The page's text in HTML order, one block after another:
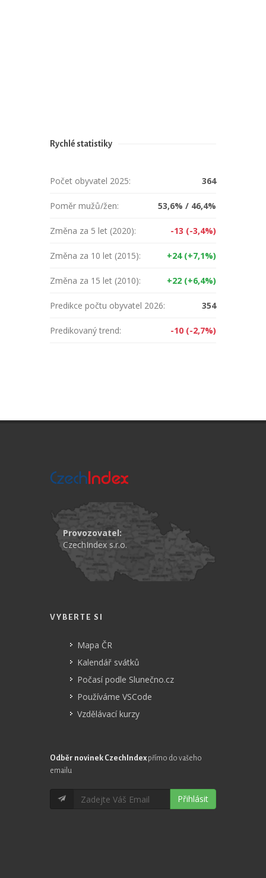
Rychlé statistiky
Počet obyvatel 2025: 364
Poměr mužů/žen: 53,6% / 46,4%
Změna za 5 let (2020): -13 (-3,4%)
Změna za 10 let (2015): +24 (+7,1%)
Změna za 15 let (2010): +22 (+6,4%)
Predikce počtu obyvatel 2026: 354
Predikovaný trend: -10 (-2,7%)
Provozovatel:
CzechIndex s.r.o.
VYBERTE SI
Mapa ČR
Kalendář svátků
Počasí podle Slunečno.cz
Používáme VSCode
Vzdělávací kurzy
Odběr novinek CzechIndex přímo do vašeho
emailu
Přihlásit